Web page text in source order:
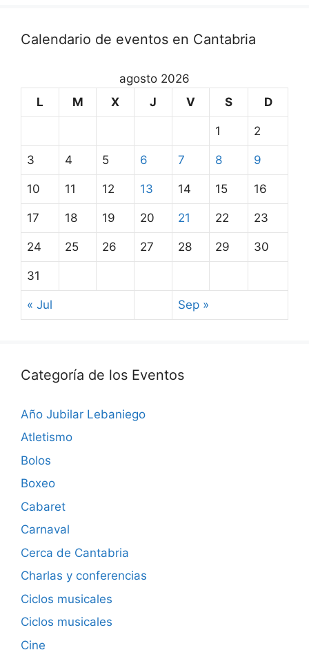
Calendario de eventos en Cantabria
agosto 2026
L
M X J V S D
1 2
3 4 5 6 7 8 9
10 11 12 13 14 15 16
17 18 19 20 21 22 23
24 25 26 27 28 29 30
31
« Jul Sep »
Categoría de los Eventos
Año Jubilar Lebaniego
Atletismo
Bolos
Boxeo
Cabaret
Carnaval
Cerca de Cantabria
Charlas y conferencias
Ciclos musicales
Ciclos musicales
Cine